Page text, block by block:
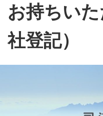
お持ちい
社登記）